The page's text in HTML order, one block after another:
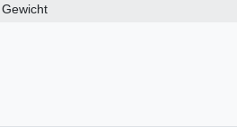
Gewicht